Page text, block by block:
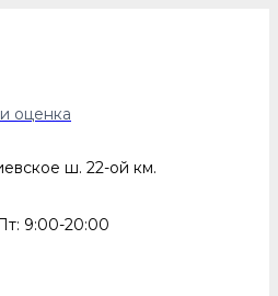
оценка
ш. 22-ой км.
9:00-20:00